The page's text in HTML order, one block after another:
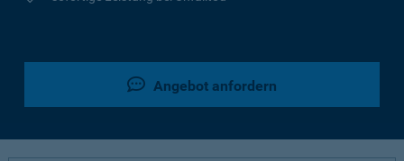
Angebot anfordern